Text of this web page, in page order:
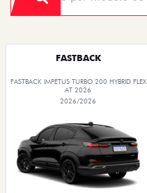
FASTBACK
FASTBACK IMPETUS TURBO 200 HYBRID FLEX
AT 2026
2026/2026